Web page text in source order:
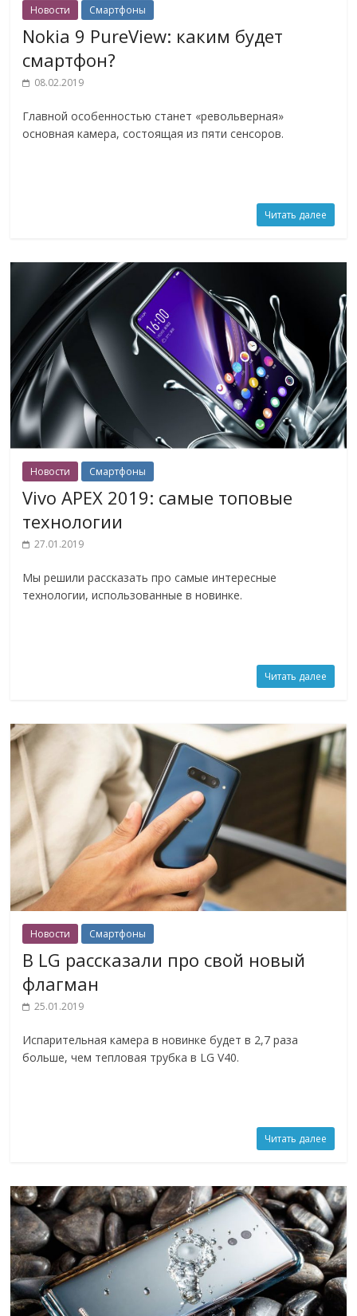
Новости Смартфоны
Nokia 9 PureView: каким будет
смартфон?
08.02.2019
Главной особенностью станет «револьверная»
основная камера, состоящая из пяти сенсоров.
Читать далее
Новости Смартфоны
Vivo APEX 2019: самые топовые
технологии
27.01.2019
Мы решили рассказать про самые интересные
технологии, использованные в новинке.
Читать далее
Новости Смартфоны
В LG рассказали про свой новый
флагман
25.01.2019
Испарительная камера в новинке будет в 2,7 раза
больше, чем тепловая трубка в LG V40.
Читать далее